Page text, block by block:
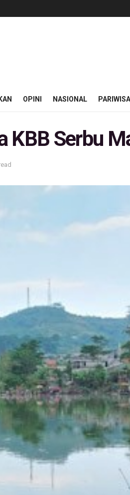
OPINI NASIONAL
KBB Serbu